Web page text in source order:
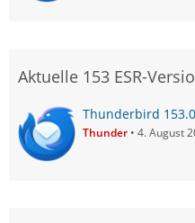
Aktuelle 153 ESR-
Thunderbird
Thunder 4. August